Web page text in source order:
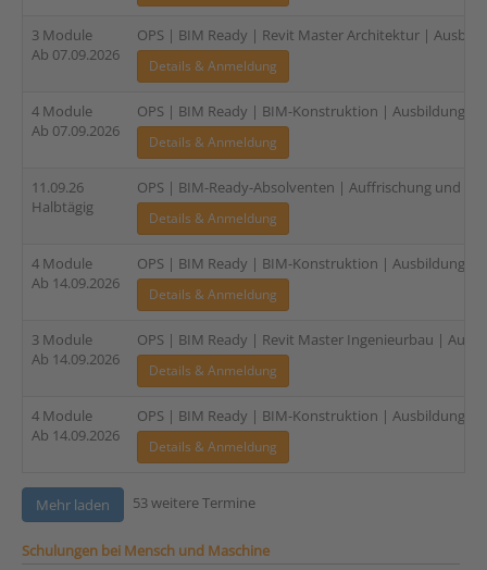
3 Module
Ab 07.09.2026
OPS | BIM Ready | Revit Master Architektur |
Details & Anmeldung
4 Module
Ab 07.09.2026
OPS | BIM Ready | BIM-Konstruktion | Ausbildung
Details & Anmeldung
11.09.26
Halbtägig
OPS | BIM-Ready-Absolventen | Auffrischung und
Details & Anmeldung
4 Module
Ab 14.09.2026
OPS | BIM Ready | BIM-Konstruktion | Ausbildung
Details & Anmeldung
3 Module
Ab 14.09.2026
OPS | BIM Ready | Revit Master Ingenieurbau |
Details & Anmeldung
4 Module
Ab 14.09.2026
OPS | BIM Ready | BIM-Konstruktion | Ausbildung
Details & Anmeldung
Mehr laden 53 weitere Termine
Schulungen bei Mensch und Maschine